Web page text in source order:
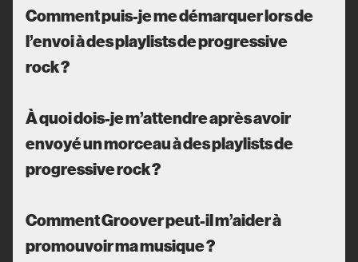
Comment puis-je me démarquer lors de
l’envoi à des playlists de progressive
rock ?
À quoi dois-je m’attendre après avoir
envoyé un morceau à des playlists de
progressive rock ?
Comment Groover peut-il m’aider à
promouvoir ma musique ?